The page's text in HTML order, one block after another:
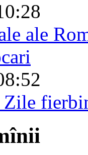
ale
Zile